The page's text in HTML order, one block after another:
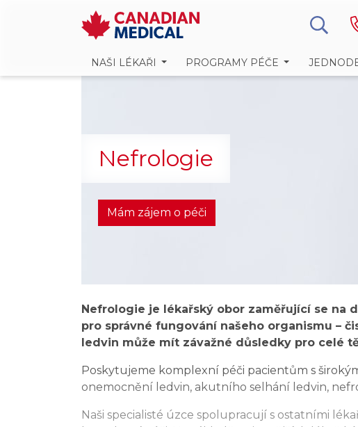
NAŠI LÉKAŘI PROGRAMY PÉČE
Nefrologie
Mám zájem o péči
Nefrologie je lékařský obor zaměřující se na
pro správné fungování našeho organismu –
ledvin může mít závažné důsledky pro celé
Poskytujeme komplexní péči pacientům s
onemocnění ledvin, akutního selhání ledvin,
Naši specialisté úzce spolupracují s ostatními